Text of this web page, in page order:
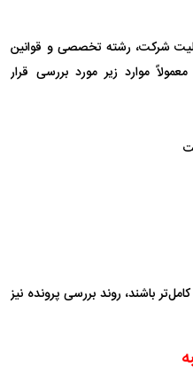
شرکت، رشته تخصصی و قوانین
موارد زیر مورد بررسی قرار
باشند، روند بررسی پرونده نیز